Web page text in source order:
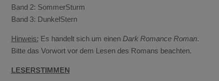
Band 2: SommerSturm
Band 3: DunkelStern
Hinweis: Es handelt sich um einen Dark Romance Roman.
Bitte das Vorwort vor dem Lesen des Romans beachten.
LESERSTIMMEN